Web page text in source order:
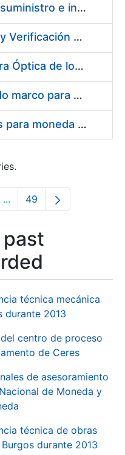
Acuerdo marco para el suministro e instalación de persianas, estores y otros complementos
Servicio de Calibración y Verificación Externa de los Equipos de Medición del Servicio de Prevención de la FNMT-RCM
Conexión mediante Fibra Óptica de los Centros de Proceso de Datos (CPDs) de las sedes de la FNMT-RCM de Burgos y Madrid
Contratación de acuerdo marco para el Suministro de Material de Electricidad para la Fábrica Nacional de Moneda y Timbre-Real Casa de la Moneda en su centro de trabajo de Burgos
Suministro de estuches para moneda de 30 €
...Intermediate Pages Use
Page
49
técnica mecánica
durante 2013
centro de proceso
de Ceres
de asesoramiento
de Moneda y
técnica de obras
durante 2013